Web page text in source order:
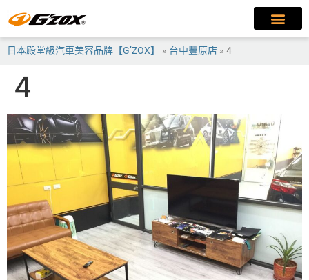
日本殿堂級汽車美容品牌【G’ZOX】 » 台中豐原店 » 4
4